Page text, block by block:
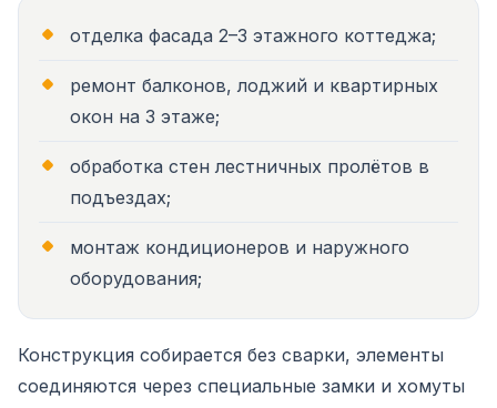
отделка фасада 2–3 этажного коттеджа;
ремонт балконов, лоджий и квартирных
окон на 3 этаже;
обработка стен лестничных пролётов в
подъездах;
монтаж кондиционеров и наружного
оборудования;
Конструкция собирается без сварки, элементы
соединяются через специальные замки и хомуты